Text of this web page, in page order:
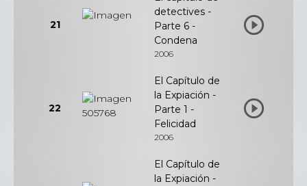
21
detectives -
Parte 6 -
Condena
2006
22
El Capítulo de
la Expiación -
Parte 1 -
Felicidad
2006
El Capítulo de
la Expiación -